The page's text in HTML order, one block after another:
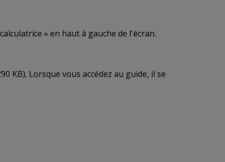
» en haut à gauche de l'écran.
KB). Lorsque vous accédez au guide, il se